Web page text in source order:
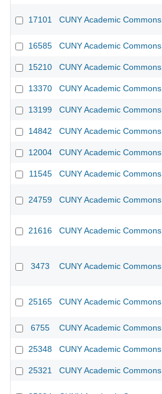
17101 CUNY Academic Commons
16585 CUNY Academic Commons
15210 CUNY Academic Commons
13370 CUNY Academic Commons
13199 CUNY Academic Commons
14842 CUNY Academic Commons
12004 CUNY Academic Commons
11545 CUNY Academic Commons
24759 CUNY Academic Commons
21616 CUNY Academic Commons
3473 CUNY Academic Commons
25165 CUNY Academic Commons
6755 CUNY Academic Commons
25348 CUNY Academic Commons
25321 CUNY Academic Commons